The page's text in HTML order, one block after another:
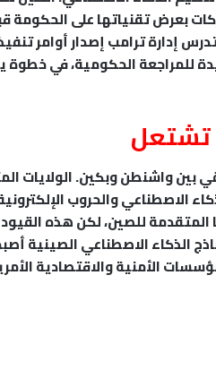
بعرض تقنياتها على الحكومة
إدارة ترامب إصدار أوامر
للمراجعة الحكومية، في خطوة
تشتعل
واشنطن وبكين. الولايات
الاصطناعي والحروب
المتقدمة للصين، لكن هذه
الذكاء الاصطناعي الصينية
الأمنية والاقتصادية